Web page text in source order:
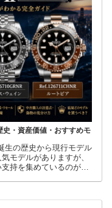
史・資産価値・おすすめモ
生の歴史から現行モデル
モデルがありますが、
持を集めているのが